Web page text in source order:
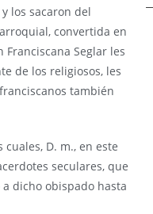
los sacaron del
convertida en
Seglar les
de los religiosos, les
también
D. m., en este
seculares, que
dicho obispado hasta